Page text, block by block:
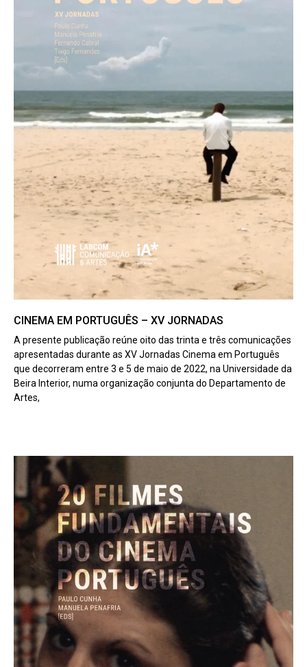
CINEMA EM PORTUGUÊS – XV JORNADAS
A presente publicação reúne oito das trinta e três comunicações
apresentadas durante as XV Jornadas Cinema em Português
que decorreram entre 3 e 5 de maio de 2022, na Universidade da
Beira Interior, numa organização conjunta do Departamento de
Artes,